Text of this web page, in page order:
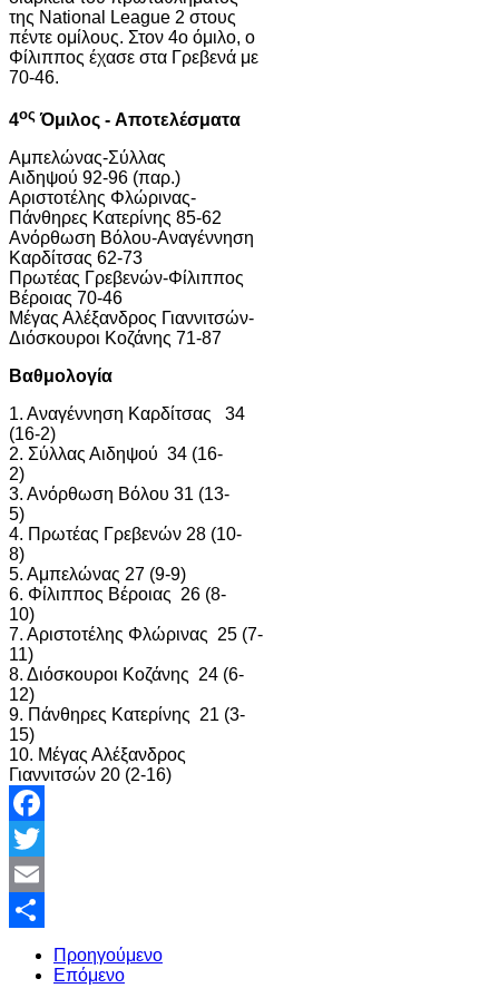
της National League 2 στους
πέντε ομίλους. Στον 4ο όμιλο, ο
Φίλιππος έχασε στα Γρεβενά με
70-46.
4ος Όμιλος - Αποτελέσματα
Αμπελώνας-Σύλλας
Αιδηψού 92-96 (παρ.)
Αριστοτέλης Φλώρινας-
Πάνθηρες Κατερίνης 85-62
Ανόρθωση Βόλου-Αναγέννηση
Καρδίτσας 62-73
Πρωτέας Γρεβενών-Φίλιππος
Βέροιας 70-46
Μέγας Αλέξανδρος Γιαννιτσών-
Διόσκουροι Κοζάνης 71-87
Βαθμολογία
1. Αναγέννηση Καρδίτσας 34
(16-2)
2. Σύλλας Αιδηψού 34 (16-
2)
3. Ανόρθωση Βόλου 31 (13-
5)
4. Πρωτέας Γρεβενών 28 (10-
8)
5. Αμπελώνας 27 (9-9)
6. Φίλιππος Βέροιας 26 (8-
10)
7. Αριστοτέλης Φλώρινας 25 (7-
11)
8. Διόσκουροι Κοζάνης 24 (6-
12)
9. Πάνθηρες Κατερίνης 21 (3-
15)
10. Μέγας Αλέξανδρος
Γιαννιτσών 20 (2-16)
Facebook
Twitter
Email
Share
Προηγούμενο
Επόμενο